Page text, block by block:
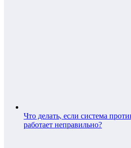
Что делать, если система
работает неправильно?